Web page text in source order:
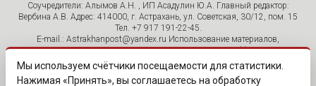
Соучредители: Алымов А.Н. , ИП Асадулин Ю.А. Главный редактор:
Вербина А.В. Адрес: 414000, г. Астрахань, ул. Советская, 30/12, пом. 15
Тел. +7 917 191-22-45.
E-mail.: Astrakhanpost@yandex.ru Использование материалов,
размещенных на страницах сетевого издания «Astrakhanpost»,
допускается исключительно с указанием источника и публикацией
активной гиперссылки на портал Astrakhanpost.ru. Комментарии
читателей сайта размещаются без предварительного редактирования.
Мы используем счётчики посещаемости для статистики.
Нажимая «Принять», вы соглашаетесь на обработку